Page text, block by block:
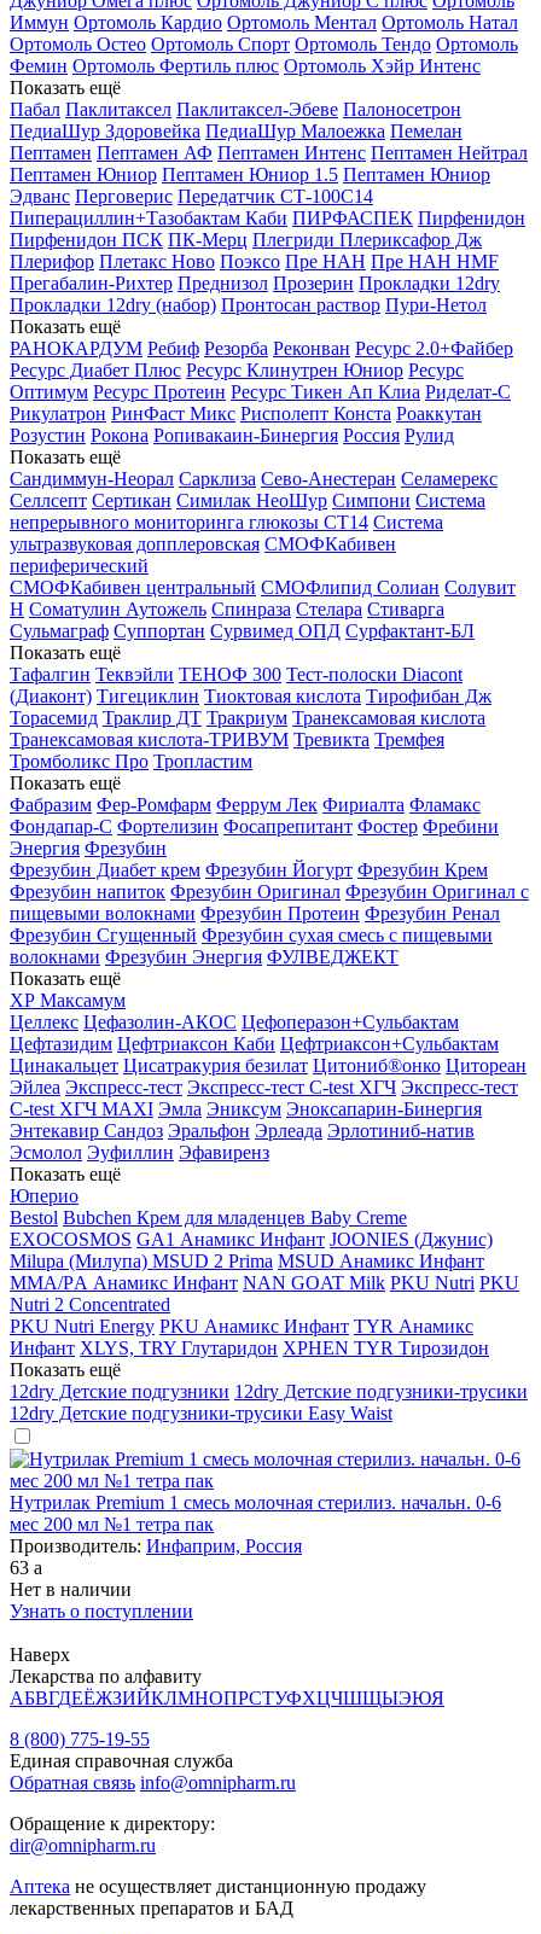
Иммун Ортомоль Кардио Ортомоль Ментал Ортомоль Натал
Ортомоль Остео Ортомоль Спорт Ортомоль Тендо Ортомоль
Фемин Ортомоль Фертиль плюс Ортомоль Хэйр Интенс
Показать ещё
Пабал Паклитаксел Паклитаксел-Эбеве Палоносетрон
ПедиаШур Здоровейка ПедиаШур Малоежка Пемелан
Пептамен Пептамен АФ Пептамен Интенс Пептамен Нейтрал
Пептамен Юниор Пептамен Юниор 1.5 Пептамен Юниор
Эдванс Перговерис Передатчик СТ-100С14
Пиперациллин+Тазобактам Каби ПИРФАСПЕК Пирфенидон
Пирфенидон ПСК ПК-Мерц Плегриди Плериксафор Дж
Плерифор Плетакс Ново Поэксо Пре НАН Пре НАН HMF
Прегабалин-Рихтер Преднизол Прозерин Прокладки 12dry
Прокладки 12dry (набор) Пронтосан раствор Пури-Нетол
Показать ещё
РАНОКАРДУМ Ребиф Резорба Реконван Ресурс 2.0+Файбер
Ресурс Диабет Плюс Ресурс Клинутрен Юниор Ресурс
Оптимум Ресурс Протеин Ресурс Тикен Ап Клиа Риделат-С
Рикулатрон РинФаст Микс Рисполепт Конста Роаккутан
Розустин Рокона Ропивакаин-Бинергия Россия Рулид
Показать ещё
Сандиммун-Неорал Сарклиза Сево-Анестеран Селамерекс
Селлсепт Сертикан Симилак НеоШур Симпони Система
непрерывного мониторинга глюкозы СТ14 Система
ультразвуковая допплеровская СМОФКабивен
периферический
СМОФКабивен центральный СМОФлипид Солиан Солувит
Н Соматулин Аутожель Спинраза Стелара Стиварга
Сульмаграф Суппортан Сурвимед ОПД Сурфактант-БЛ
Показать ещё
Тафалгин Теквэйли ТЕНОФ 300 Тест-полоски Diacont
(Диаконт) Тигециклин Тиоктовая кислота Тирофибан Дж
Торасемид Траклир ДТ Тракриум Транексамовая кислота
Транексамовая кислота-ТРИВУМ Тревикта Тремфея
Тромболикс Про Тропластим
Показать ещё
Фабразим Фер-Ромфарм Феррум Лек Фириалта Фламакс
Фондапар-С Фортелизин Фосапрепитант Фостер Фребини
Энергия Фрезубин
Фрезубин Диабет крем Фрезубин Йогурт Фрезубин Крем
Фрезубин напиток Фрезубин Оригинал Фрезубин Оригинал с
пищевыми волокнами Фрезубин Протеин Фрезубин Ренал
Фрезубин Сгущенный Фрезубин сухая смесь с пищевыми
волокнами Фрезубин Энергия ФУЛВЕДЖЕКТ
Показать ещё
ХР Максамум
Целлекс Цефазолин-АКОС Цефоперазон+Сульбактам
Цефтазидим Цефтриаксон Каби Цефтриаксон+Сульбактам
Цинакальцет Цисатракурия безилат Цитониб®онко Цитореан
Эйлеа Экспресс-тест Экспресс-тест C-test ХГЧ Экспресс-тест
C-test ХГЧ MAXI Эмла Эниксум Эноксапарин-Бинергия
Энтекавир Сандоз Эральфон Эрлеада Эрлотиниб-натив
Эсмолол Эуфиллин Эфавиренз
Показать ещё
Юперио
Bestol Bubchen Крем для младенцев Baby Creme
EXOCOSMOS GA1 Анамикс Инфант JOONIES (Джунис)
Milupa (Милупа) MSUD 2 Prima MSUD Анамикс Инфант
MМА/PА Анамикс Инфант NAN GOAT Milk PKU Nutri PKU
Nutri 2 Concentrated
PKU Nutri Energy PKU Анамикс Инфант TYR Анамикс
Инфант XLYS, TRY Глутаридон XPHEN TYR Тирозидон
Показать ещё
12dry Детские подгузники 12dry Детские подгузники-трусики
12dry Детские подгузники-трусики Easy Waist
Нутрилак Premium 1 смесь молочная стерилиз. начальн. 0-6
мес 200 мл №1 тетра пак
Производитель: Инфаприм, Россия
63 a
Нет в наличии
Узнать о поступлении
Наверх
Лекарства по алфавиту
АБВГДЕЁЖЗИЙКЛМНОПРСТУФХЦЧШЩЫЭЮЯ
8 (800) 775-19-55
Единая справочная служба
Обратная связь info@omnipharm.ru
Обращение к директору:
dir@omnipharm.ru
Аптека не осуществляет дистанционную продажу
лекарственных препаратов и БАД